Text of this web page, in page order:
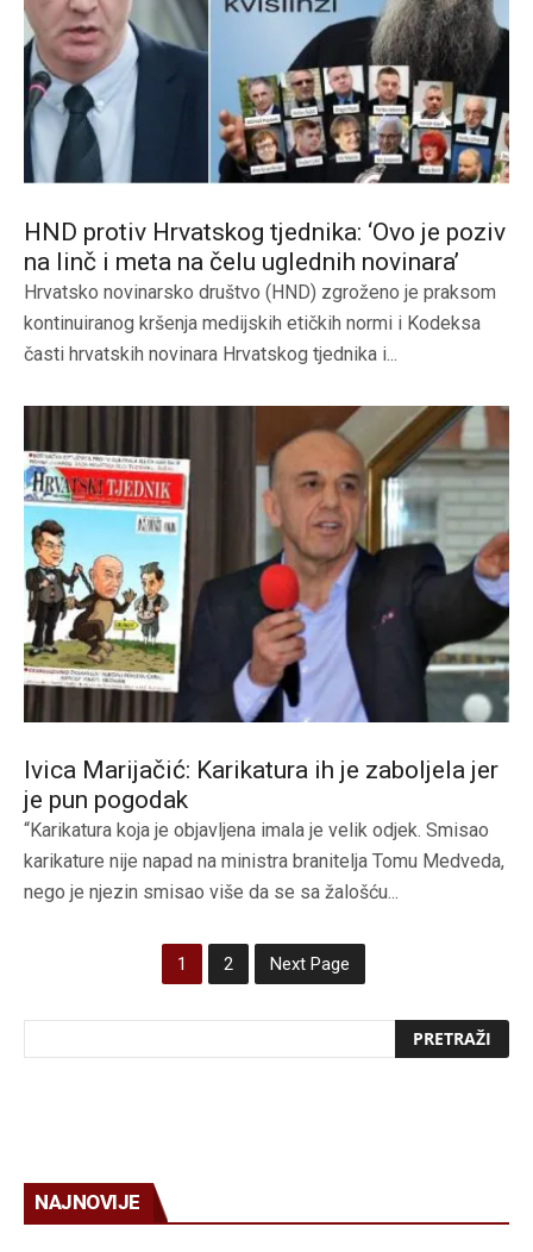
HND protiv Hrvatskog tjednika: ‘Ovo je poziv
na linč i meta na čelu uglednih novinara’
Hrvatsko novinarsko društvo (HND) zgroženo je praksom
kontinuiranog kršenja medijskih etičkih normi i Kodeksa
časti hrvatskih novinara Hrvatskog tjednika i...
Ivica Marijačić: Karikatura ih je zaboljela jer
je pun pogodak
“Karikatura koja je objavljena imala je velik odjek. Smisao
karikature nije napad na ministra branitelja Tomu Medveda,
nego je njezin smisao više da se sa žalošću...
1 2 Next Page
NAJNOVIJE